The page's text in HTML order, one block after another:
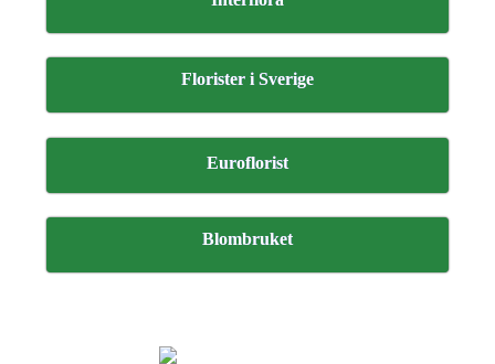
Florister i Sverige
Euroflorist
Blombruket